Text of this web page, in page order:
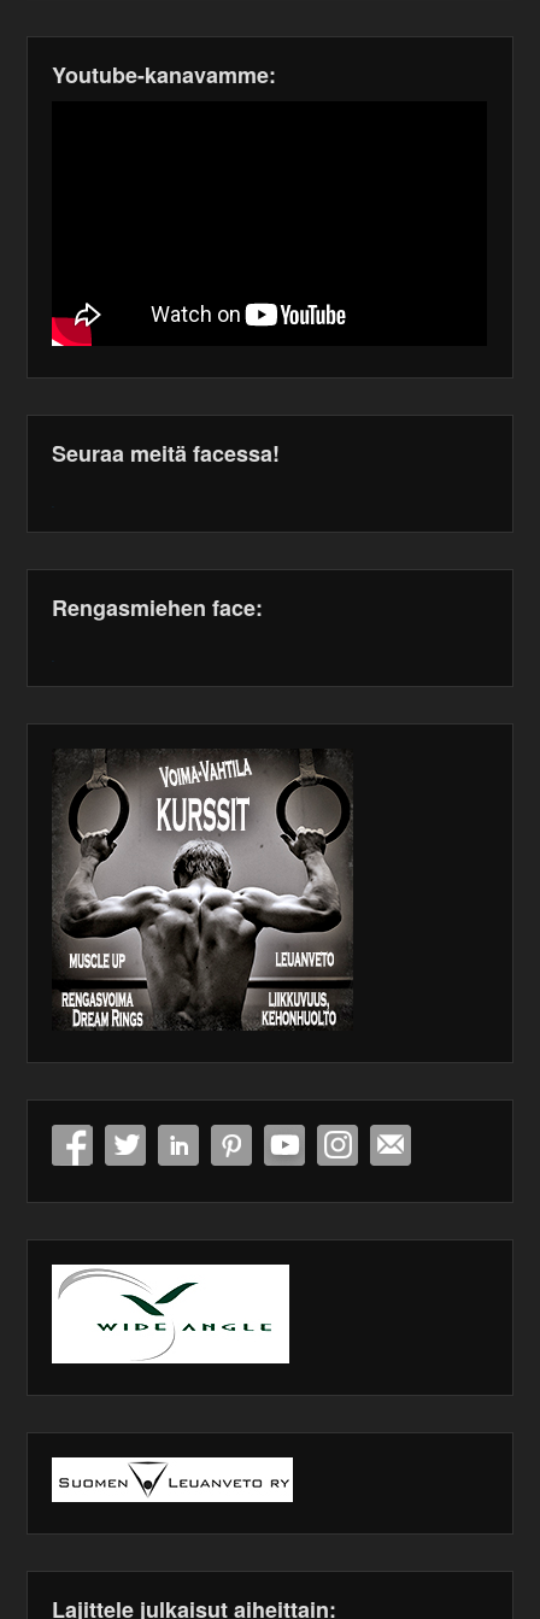
Youtube-kanavamme:
Seuraa meitä facessa!
Rengasmiehen face:
Lajittele julkaisut aiheittain: